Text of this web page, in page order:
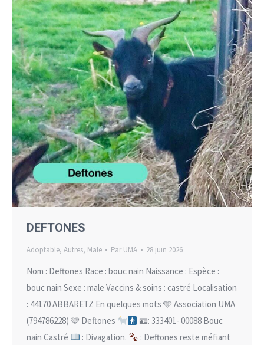
DEFTONES
Adoptable, Autres, Male Par UMA 28 juin 2026
Nom : Deftones Race : bouc nain Naissance : Espèce :
bouc nain Sexe : male Vaccins & soins : castré Localisation
: 44170 ABBARETZ En quelques mots 🩵 Association UMA
(794786228) 🩵 Deftones
🪪: 333401- 00088 Bouc
nain Castré
: Divagation.
: Deftones reste méfiant